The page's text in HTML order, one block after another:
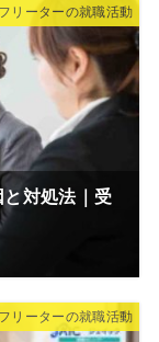
フリーターの就職活動
対処法｜受
フリーターの就職活動